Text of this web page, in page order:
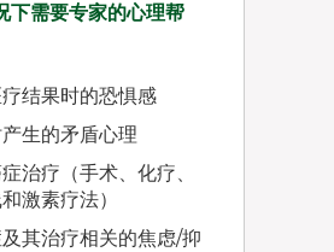
下需要专家的心理帮
结果时的恐惧感
生的矛盾心理
治疗（手术、化疗、
激素疗法）
其治疗相关的焦虑/抑